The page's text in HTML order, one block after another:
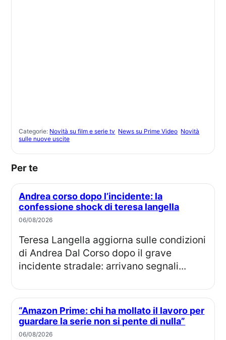
Categorie: Novità su film e serie tv News su Prime Video Novità
sulle nuove uscite
Per te
Andrea corso dopo l’incidente: la
confessione shock di teresa langella
06/08/2026
Teresa Langella aggiorna sulle condizioni
di Andrea Dal Corso dopo il grave
incidente stradale: arrivano segnali...
“Amazon Prime: chi ha mollato il lavoro per
guardare la serie non si pente di nulla”
06/08/2026